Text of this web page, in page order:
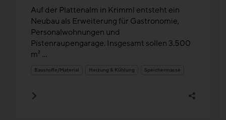
Auf der Plattenalm in Krimml entsteht ein
Neubau als Erweiterung für Gastronomie,
Personalwohnungen und
Pistenraupengarage. Insgesamt sollen 3.500
m² ...
Baustoffe/Material Heizung & Kühlung Speichermasse